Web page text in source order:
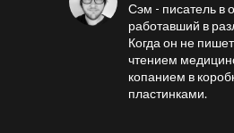
Сэм - писатель в
работавший в
Когда он не
чтением
копанием в
пластинками.